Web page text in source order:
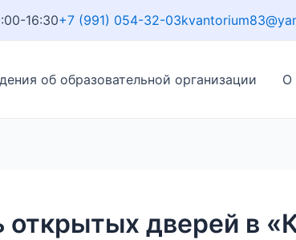
16:30+7 (991) 054-32-03
об образовательной организации О
дверей в